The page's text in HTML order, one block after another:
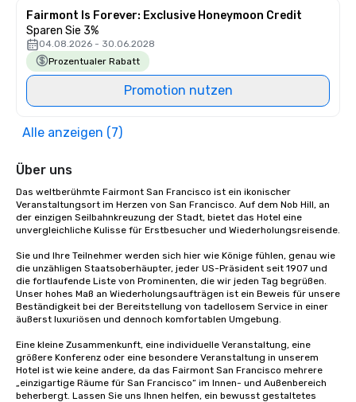
Fairmont Is Forever: Exclusive Honeymoon Credit
Sparen Sie 3%
04.08.2026 - 30.06.2028
Prozentualer Rabatt
Promotion nutzen
Alle anzeigen (7)
Über uns
Das weltberühmte Fairmont San Francisco ist ein ikonischer
Veranstaltungsort im Herzen von San Francisco. Auf dem Nob Hill, an
der einzigen Seilbahnkreuzung der Stadt, bietet das Hotel eine
unvergleichliche Kulisse für Erstbesucher und Wiederholungsreisende.
Sie und Ihre Teilnehmer werden sich hier wie Könige fühlen, genau wie
die unzähligen Staatsoberhäupter, jeder US-Präsident seit 1907 und
die fortlaufende Liste von Prominenten, die wir jeden Tag begrüßen.
Unser hohes Maß an Wiederholungsaufträgen ist ein Beweis für unsere
Beständigkeit bei der Bereitstellung von tadellosem Service in einer
äußerst luxuriösen und dennoch komfortablen Umgebung.
Eine kleine Zusammenkunft, eine individuelle Veranstaltung, eine
größere Konferenz oder eine besondere Veranstaltung in unserem
Hotel ist wie keine andere, da das Fairmont San Francisco mehrere
„einzigartige Räume für San Francisco“ im Innen- und Außenbereich
beherbergt. Lassen Sie uns Ihnen helfen, ein bewusst gestaltetes